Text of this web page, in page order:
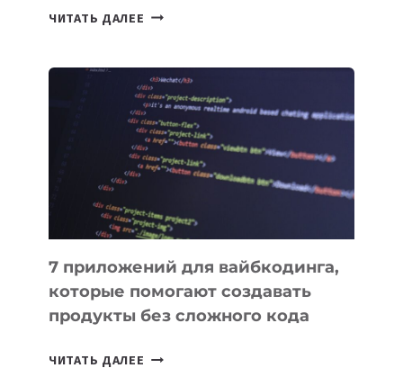
ЧИТАТЬ ДАЛЕЕ ТАСК-
ПОЛЕЗНЫХ
ИНСТРУМЕНТОВ
ДЛЯ
РАБОТЫ
7 приложений для вайбкодинга,
которые помогают создавать
продукты без сложного кода
ЧИТАТЬ ДАЛЕЕ